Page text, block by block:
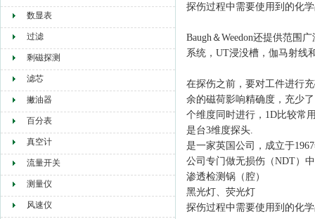
数显表
过滤
剩磁探测
滤芯
撇油器
百分表
真空计
流量开关
测量仪
风速仪
探伤过程中需要使用到的化
Baugh＆Weedon还提供范围
系统，UT浸没槽，伽马射线
在探伤之前，要对工件进行
余的磁荷影响精确度，充少
个维度同时进行，1D比较常
是台3维度探头.
是一家英国公司，成立于
公司专门做无损伤（NDT）
渗透检测锅（腔）
黑光灯、荧光灯
探伤过程中需要使用到的化